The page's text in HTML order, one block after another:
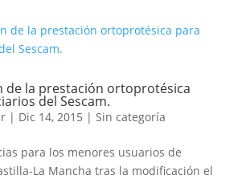
de la prestación ortoprotésica
del Sescam.
| Dic 14, 2015 | Sin categoría
para los menores usuarios de
La Mancha tras la modificación el